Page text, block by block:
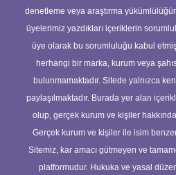
denetleme veya araştırma
üyelerimiz yazdıkları içeriklerin
üye olarak bu sorumluluğu kabul
herhangi bir marka, kurum veya
bulunmamaktadır. Sitede yalnızca
paylaşılmaktadır. Burada yer alan
olup, gerçek kurum ve kişiler
Gerçek kurum ve kişiler ile isim
Sitemiz, kar amacı gütmeyen ve
platformudur. Hukuka ve yasal